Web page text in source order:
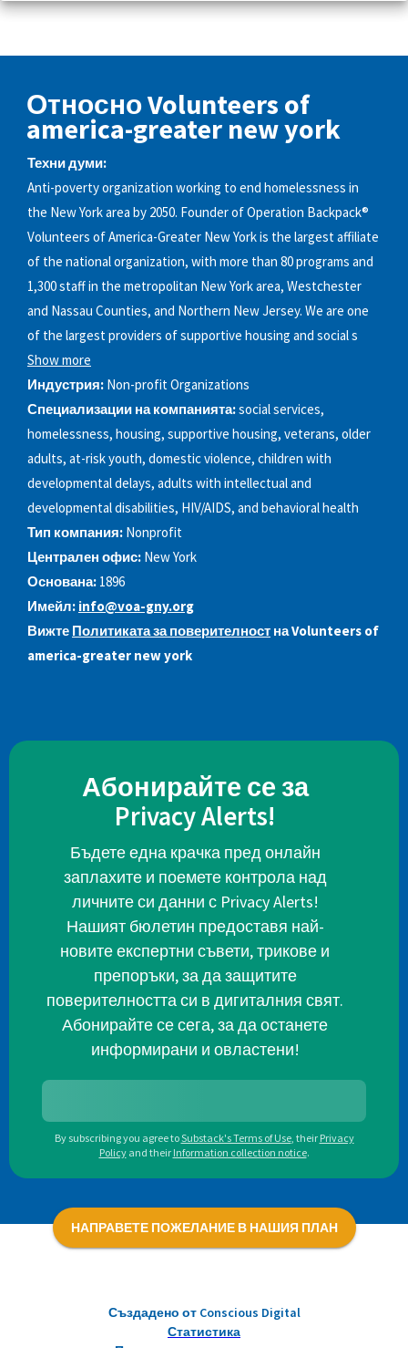
Относно Volunteers of
america-greater new york
Техни думи:
Anti-poverty organization working to end homelessness in
the New York area by 2050. Founder of Operation Backpack®
Volunteers of America-Greater New York is the largest affiliate
of the national organization, with more than 80 programs and
1,300 staff in the metropolitan New York area, Westchester
and Nassau Counties, and Northern New Jersey. We are one
of the largest providers of supportive housing and social s
Show more
Индустрия: Non-profit Organizations
Специализации на компанията:social services,
homelessness, housing, supportive housing, veterans, older
adults, at-risk youth, domestic violence, children with
developmental delays, adults with intellectual and
developmental disabilities, HIV/AIDS, and behavioral health
Тип компания: Nonprofit
Централен офис: New York
Основана: 1896
Имейл: info@voa-gny.org
Вижте Политиката за поверителност на Volunteers of
america-greater new york
Абонирайте се за
Privacy Alerts!
Бъдете една крачка пред онлайн
заплахите и поемете контрола над
личните си данни с Privacy Alerts!
Нашият бюлетин предоставя най-
новите експертни съвети, трикове и
препоръки, за да защитите
поверителността си в дигиталния свят.
Абонирайте се сега, за да останете
информирани и овластени!
By subscribing you agree toSubstack's Terms of Use, their Privacy
Policy and their Information collection notice.
НАПРАВЕТЕ ПОЖЕЛАНИЕ В НАШИЯ ПЛАН
Създадено от Conscious Digital
Статистика